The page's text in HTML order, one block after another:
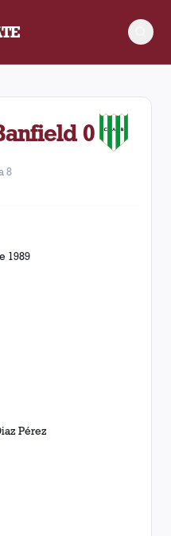
Banfield disputado el
0
8
1989
Pérez